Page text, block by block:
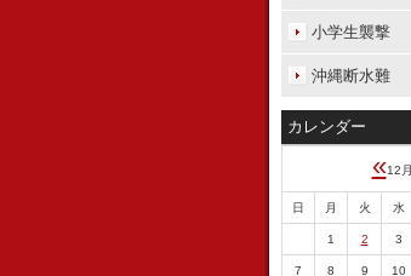
小学生襲撃
沖縄断水難
カレンダー
«12月
日 月 火 水
1 2 3
7 8 9 10